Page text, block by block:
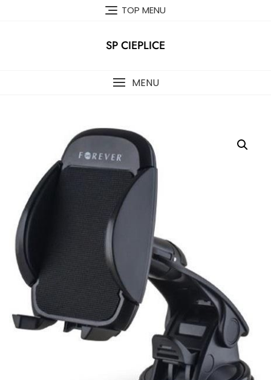
TOP MENU
SP CIEPLICE
MENU